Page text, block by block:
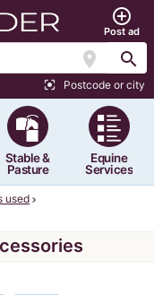
add_circle_outline
Post ad
location_on search
center_focus_strong Postcode or city
Stable &
Pasture
Equine
Services
used